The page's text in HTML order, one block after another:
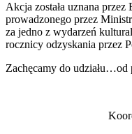
Akcja została uznana
prowadzonego przez
za jedno z wydarzeń
rocznicy odzyskania przez
Zachęcamy do